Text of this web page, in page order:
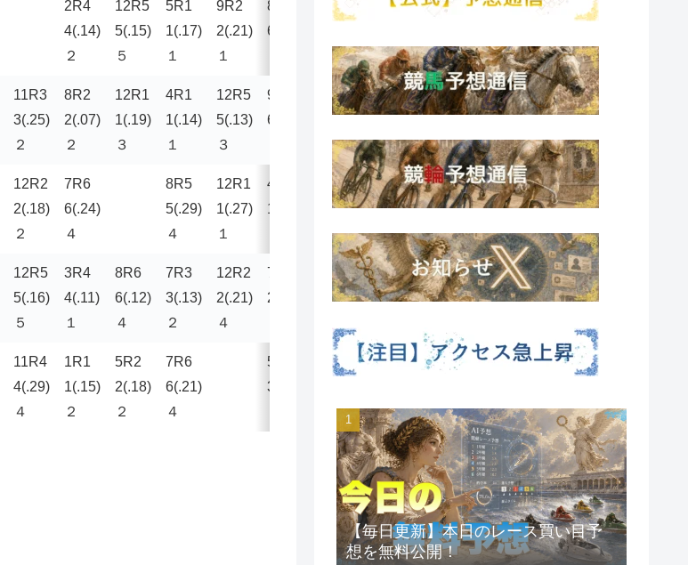
2R4
4(.14)
２
12R5
5(.15)
５
5R1
1(.17)
１
9R2
2(.21)
１
8R
6(.25)
12R
11R3
3(.25)
２
8R2
2(.07)
２
12R1
1(.19)
３
4R1
1(.14)
１
12R5
5(.13)
３
9R
6(.15)
12R2
2(.18)
２
7R6
6(.24)
４
8R5
5(.29)
４
12R1
1(.27)
１
4R
1(.18)
10R3
3(.23)
2R5
5(.04)
３
12R5
5(.16)
５
3R4
4(.11)
１
8R6
6(.12)
４
7R3
3(.13)
２
12R2
2(.21)
４
7R
2(.11)
11R4
4(.29)
４
1R1
1(.15)
２
5R2
2(.18)
２
7R6
6(.21)
４
5R
3(.13)
9R2
2R1
５
【毎日更新】本日のレース買い目予
想を無料公開！